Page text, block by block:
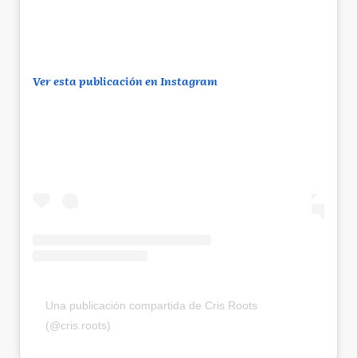
Ver esta publicación en Instagram
Una publicación compartida de Cris Roots
(@cris.roots)